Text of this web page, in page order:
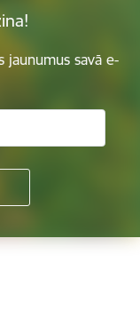
jaunumus savā e-